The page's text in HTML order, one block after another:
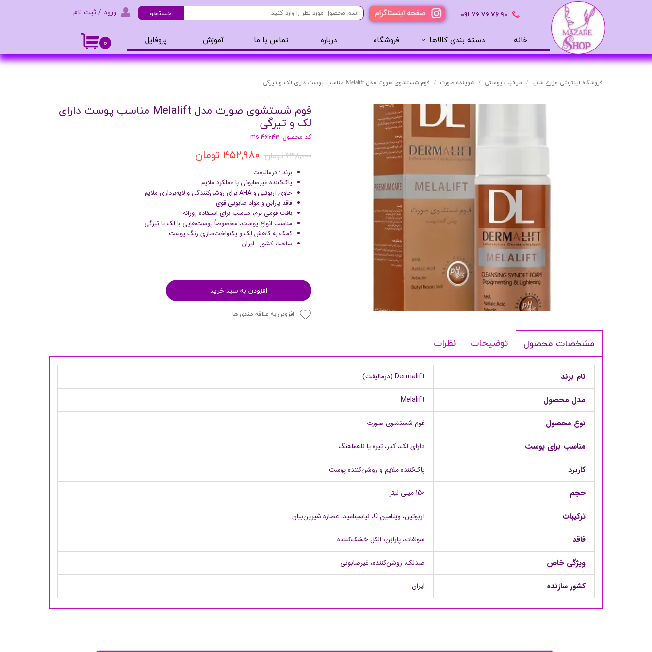
۰
ورود / ثبت نام
تغییر گذر واژه
٩٠ ٧۶ ٧۶ ٧۶ ٠٩١
خانه دسته بندی کالاها
محصولات بهداشتی
ضد آفتاب
میسلار
دور چشم
سرم های پوستی
شامپو بدن
ترمیم کننده
لوسیون بدن
اسپری بدن
ماسک مو
مام
آرایشی
پنکک
تینت لب
رژ لب
ریمل
کرم پودر
ریمل
خط چشم
سایه چشم
مراقبت مو
سایه ابرو
روغن مو
ژل مو
سرم مو
کرم مو
حالت دهنده مو
شامپو سر
عطر و ادکلن
لوازم برقی
فروشگاه درباره تماس با ما آموزش پروفایل
جستجو
فروشگاه اینترنتی مزارع شاپ مراقبت پوستی شوینده صورت فوم شستشوی صورت مدل Melalift مناسب پوست دارای لک و تیرگی
فوم شستشوی صورت مدل Melalift مناسب پوست دارای
لک و تیرگی
کد محصول: ms-46643
۶۳۸,۰۰۰ تومان ۴۵۲,۹۸۰ تومان
برند : درمالیفت
پاک‌کننده غیرصابونی با عملکرد ملایم
حاوی آربوتین و AHA برای روشن‌کنندگی و لایه‌برداری ملایم
فاقد پارابن و مواد صابونی قوی
بافت فومی نرم، مناسب برای استفاده روزانه
مناسب انواع پوست، مخصوصاً پوست‌هایی با لک یا تیرگی
کمک به کاهش لک و یکنواخت‌سازی رنگ پوست
ساخت کشور : ایران
افزودن به سبد خرید
افزودن به علاقه مندی ها
مشخصات محصول توضیحات نظرات
نام برند Dermalift (درمالیفت)
مدل محصول Melalift
نوع محصول فوم شستشوی صورت
مناسب برای پوست دارای لک، کدر، تیره یا ناهماهنگ
کاربرد پاک‌کننده ملایم و روشن‌کننده پوست
حجم 150 میلی لیتر
ترکیبات آربوتین، ویتامین C، نیاسینامید، عصاره شیرین‌بیان
فاقد سولفات، پارابن، الکل خشک‌کننده
ویژگی خاص ضدلک، روشن‌کننده، غیرصابونی
کشور سازنده ایران